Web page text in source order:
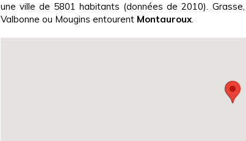
une ville de 5801 habitants (données de 2010).
Valbonne ou Mougins entourent Montauroux.